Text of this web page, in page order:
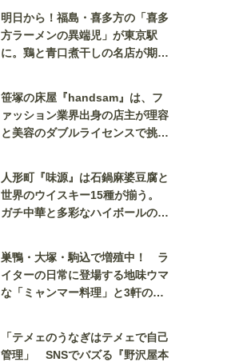
明日から！福島・喜多方の「喜多
方ラーメンの異端児」が東京駅
に。鶏と青口煮干しの名店が期間
笹塚の床屋『handsam』は、フ
ァッション業界出身の店主が理容
と美容のダブルライセンスで挑む
人形町『味源』は石鍋麻婆豆腐と
世界のウイスキー15種が揃う。
ガチ中華と多彩なハイボールの組
巣鴨・大塚・駒込で増殖中！ ラ
イターの日常に登場する地味ウマ
な「ミャンマー料理」と3軒のニ
「テメェのうなぎはテメェで自己
管理」 SNSでバズる『野沢屋本